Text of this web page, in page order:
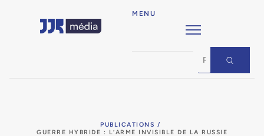
MENU
PUBLICATIONS /
GUERRE HYBRIDE : L’ARME INVISIBLE DE LA RUSSIE